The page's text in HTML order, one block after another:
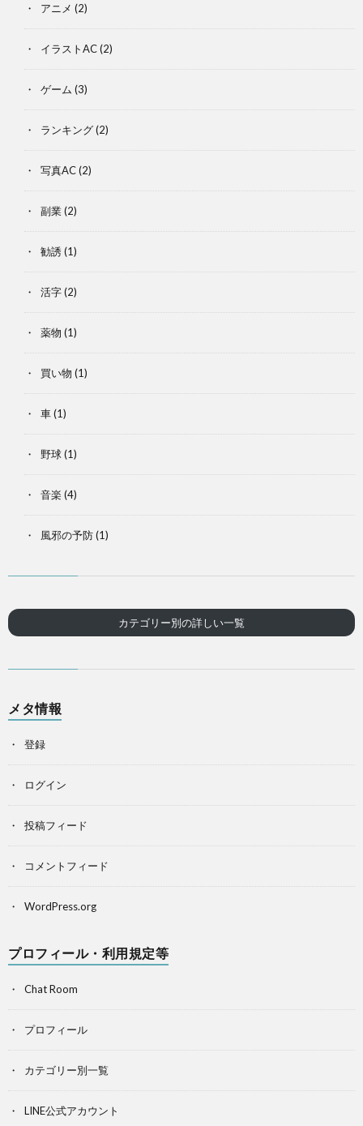
アニメ (2)
イラストAC(2)
ゲーム (3)
ランキング(2)
写真AC(2)
副業(2)
勧誘(1)
活字(2)
薬物 (1)
買い物 (1)
車(1)
野球(1)
音楽 (4)
風邪の予防(1)
カテゴリー別の詳しい一覧
メタ情報
登録
ログイン
投稿フィード
コメントフィード
WordPress.org
プロフィール・利用規定等
Chat Room
プロフィール
カテゴリー別一覧
LINE公式アカウント